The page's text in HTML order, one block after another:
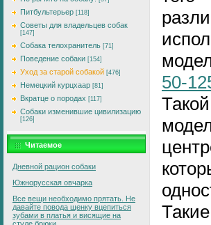
Питбультерьер [118]
Советы для владельцев собак
[147]
Собака телохранитель [71]
Поведение собаки [154]
Уход за старой собакой [476]
Немецкий курцхаар [81]
Вкратце о породах [117]
Собаки изменившие цивилизацию
[126]
Читаемое
Дневной рацион собаки
Южнорусская овчарка
Все вещи необходимо прятать. Не
давайте повода щенку вцепиться
зубами в платья и висящие на
50-